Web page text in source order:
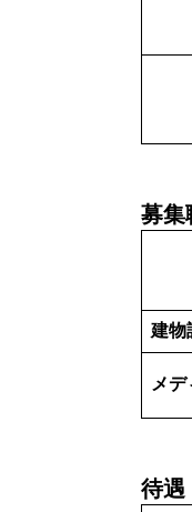
募集
建物
メ
待遇